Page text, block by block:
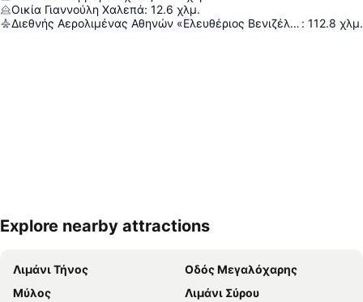
Οικία Γιαννούλη Χαλεπά: 12.6 χλμ.
Διεθνής Αερολιμένας Αθηνών «Ελευθέριος Βενιζέλος» : 112.8 χλμ.
Ανάπτυξη χάρτη
Explore nearby attractions
Λιμάνι Τήνος
Οδός Μεγαλόχαρης
Μύλος
Λιμάνι Σύρου